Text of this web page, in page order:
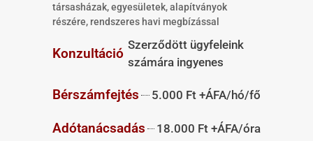
társasházak, egyesületek, alapítványok
részére, rendszeres havi megbízással
Konzultáció
Szerződött ügyfeleink
számára ingyenes
Bérszámfejtés 5.000 Ft +ÁFA/hó/fő
Adótanácsadás 18.000 Ft +ÁFA/óra